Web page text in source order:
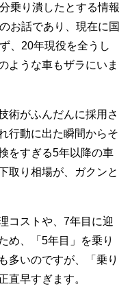
乗り潰したとする情報
お話であり、現在に国
、20年現役を全うし
ような車もザラにいま
術がふんだんに採用さ
行動に出た瞬間からそ
をすぎる5年以降の車
取り相場が、ガクンと
コストや、7年目に迎
め、「5年目」を乗り
多いのですが、「乗り
直早すぎます。